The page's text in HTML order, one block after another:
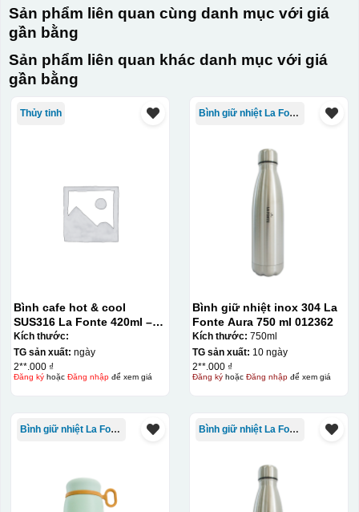
Sản phẩm liên quan cùng danh mục với giá
gần bằng
Sản phẩm liên quan khác danh mục với giá
gần bằng
Thủy tinh
Bình cafe hot & cool
SUS316 La Fonte 420ml –
012775
Kích thước:
TG sản xuất: ngày
2**.000 ₫
Đăng kýhoặc Đăng nhậpđể xem giá
Bình giữ nhiệt La Fonte
Bình giữ nhiệt inox 304 La
Fonte Aura 750 ml 012362
Kích thước: 750ml
TG sản xuất: 10 ngày
2**.000 ₫
Đăng kýhoặc Đăng nhậpđể xem giá
Bình giữ nhiệt La Fonte Bình giữ nhiệt La Fonte